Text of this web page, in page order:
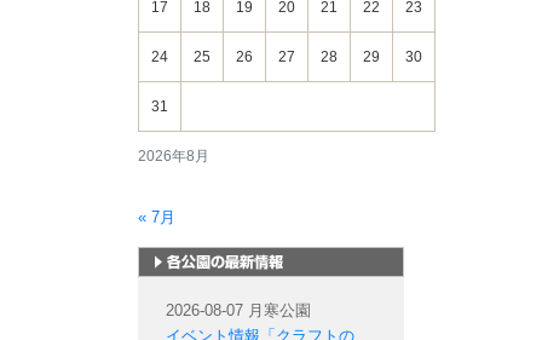
2026年8月
17 18 19 20 21 22 23
24 25 26 27 28 29 30
31
« 7月
2026-08-07 月寒公園
イベント情報「クラフトの